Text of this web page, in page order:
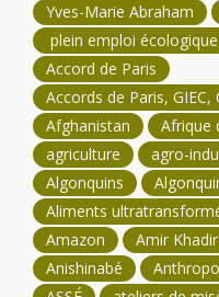
Yves-Marie Abraham
plein emploi écologique
Accord de Paris
Accords de Paris,
Afghanistan
Afrique
agriculture
agro-
Algonquins
Aliments
Amazon
Amir Khadir
Anishinabé